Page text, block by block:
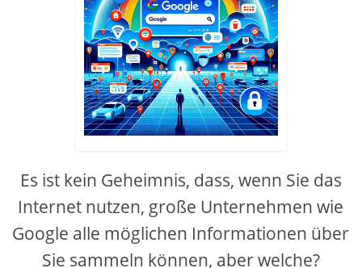
Es ist kein Geheimnis, dass, wenn Sie das
Internet nutzen, große Unternehmen wie
Google alle möglichen Informationen über
Sie sammeln können, aber welche?